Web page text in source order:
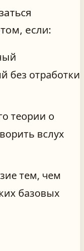
если:
без отработки
теории о
вслух
тем, чем
базовых